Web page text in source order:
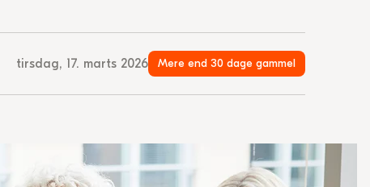
tirsdag, 17. marts 2026 Mere end 30 dage gammel